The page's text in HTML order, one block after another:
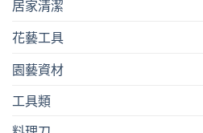
居家清潔
花藝工具
園藝資材
工具類